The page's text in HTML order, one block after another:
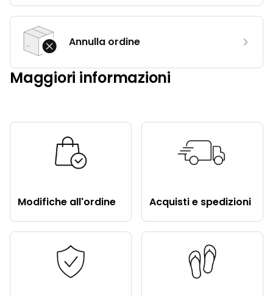
Annulla ordine
Maggiori informazioni
Modifiche all'ordine Acquisti e spedizioni